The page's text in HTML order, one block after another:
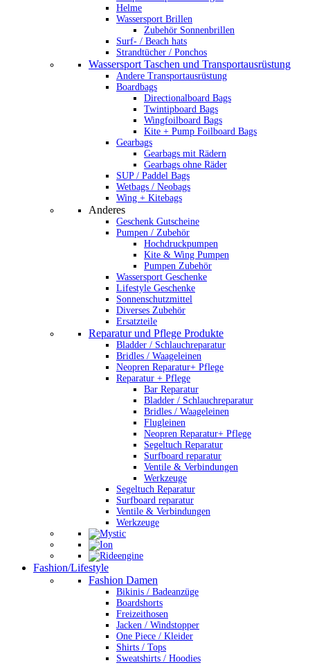
Helme
Wassersport Brillen
Zubehör Sonnenbrillen
Surf- / Beach hats
Strandtücher / Ponchos
Wassersport Taschen und Transportausrüstung
Andere Transportausrüstung
Boardbags
Directionalboard Bags
Twintipboard Bags
Wingfoilboard Bags
Kite + Pump Foilboard Bags
Gearbags
Gearbags mit Rädern
Gearbags ohne Räder
SUP / Paddel Bags
Wetbags / Neobags
Wing + Kitebags
Anderes
Geschenk Gutscheine
Pumpen / Zubehör
Hochdruckpumpen
Kite & Wing Pumpen
Pumpen Zubehör
Wassersport Geschenke
Lifestyle Geschenke
Sonnenschutzmittel
Diverses Zubehör
Ersatzteile
Reparatur und Pflege Produkte
Bladder / Schlauchreparatur
Bridles / Waageleinen
Neopren Reparatur+ Pflege
Reparatur + Pflege
Bar Reparatur
Bladder / Schlauchreparatur
Bridles / Waageleinen
Flugleinen
Neopren Reparatur+ Pflege
Segeltuch Reparatur
Surfboard reparatur
Ventile & Verbindungen
Werkzeuge
Segeltuch Reparatur
Surfboard reparatur
Ventile & Verbindungen
Werkzeuge
Fashion/Lifestyle
Fashion Damen
Bikinis / Badeanzüge
Boardshorts
Freizeithosen
Jacken / Windstopper
One Piece / Kleider
Shirts / Tops
Sweatshirts / Hoodies